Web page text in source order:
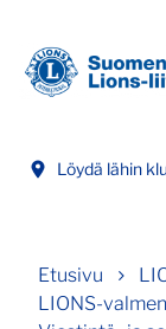
Löydä lähin
Etusivu
LIONS-